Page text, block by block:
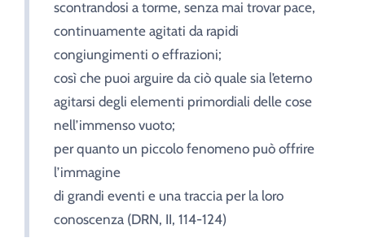
scontrandosi a torme, senza mai trovar pace,
continuamente agitati da rapidi
congiungimenti o effrazioni;
così che puoi arguire da ciò quale sia l’eterno
agitarsi degli elementi primordiali delle cose
nell’immenso vuoto;
per quanto un piccolo fenomeno può offrire
l’immagine
di grandi eventi e una traccia per la loro
conoscenza (DRN, II, 114-124)